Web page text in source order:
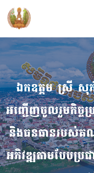
ឯកឧត្ដម ស្រី សុភ័
អញ្ជេីញចូលរួមកិច្ចប្
និងធនធានរបស់គណ
អភិវឌ្ឍតាមបែបប្រ